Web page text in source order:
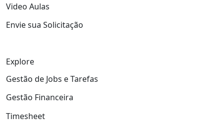
Video Aulas
Envie sua Solicitação
Explore
Gestão de Jobs e Tarefas
Gestão Financeira
Timesheet